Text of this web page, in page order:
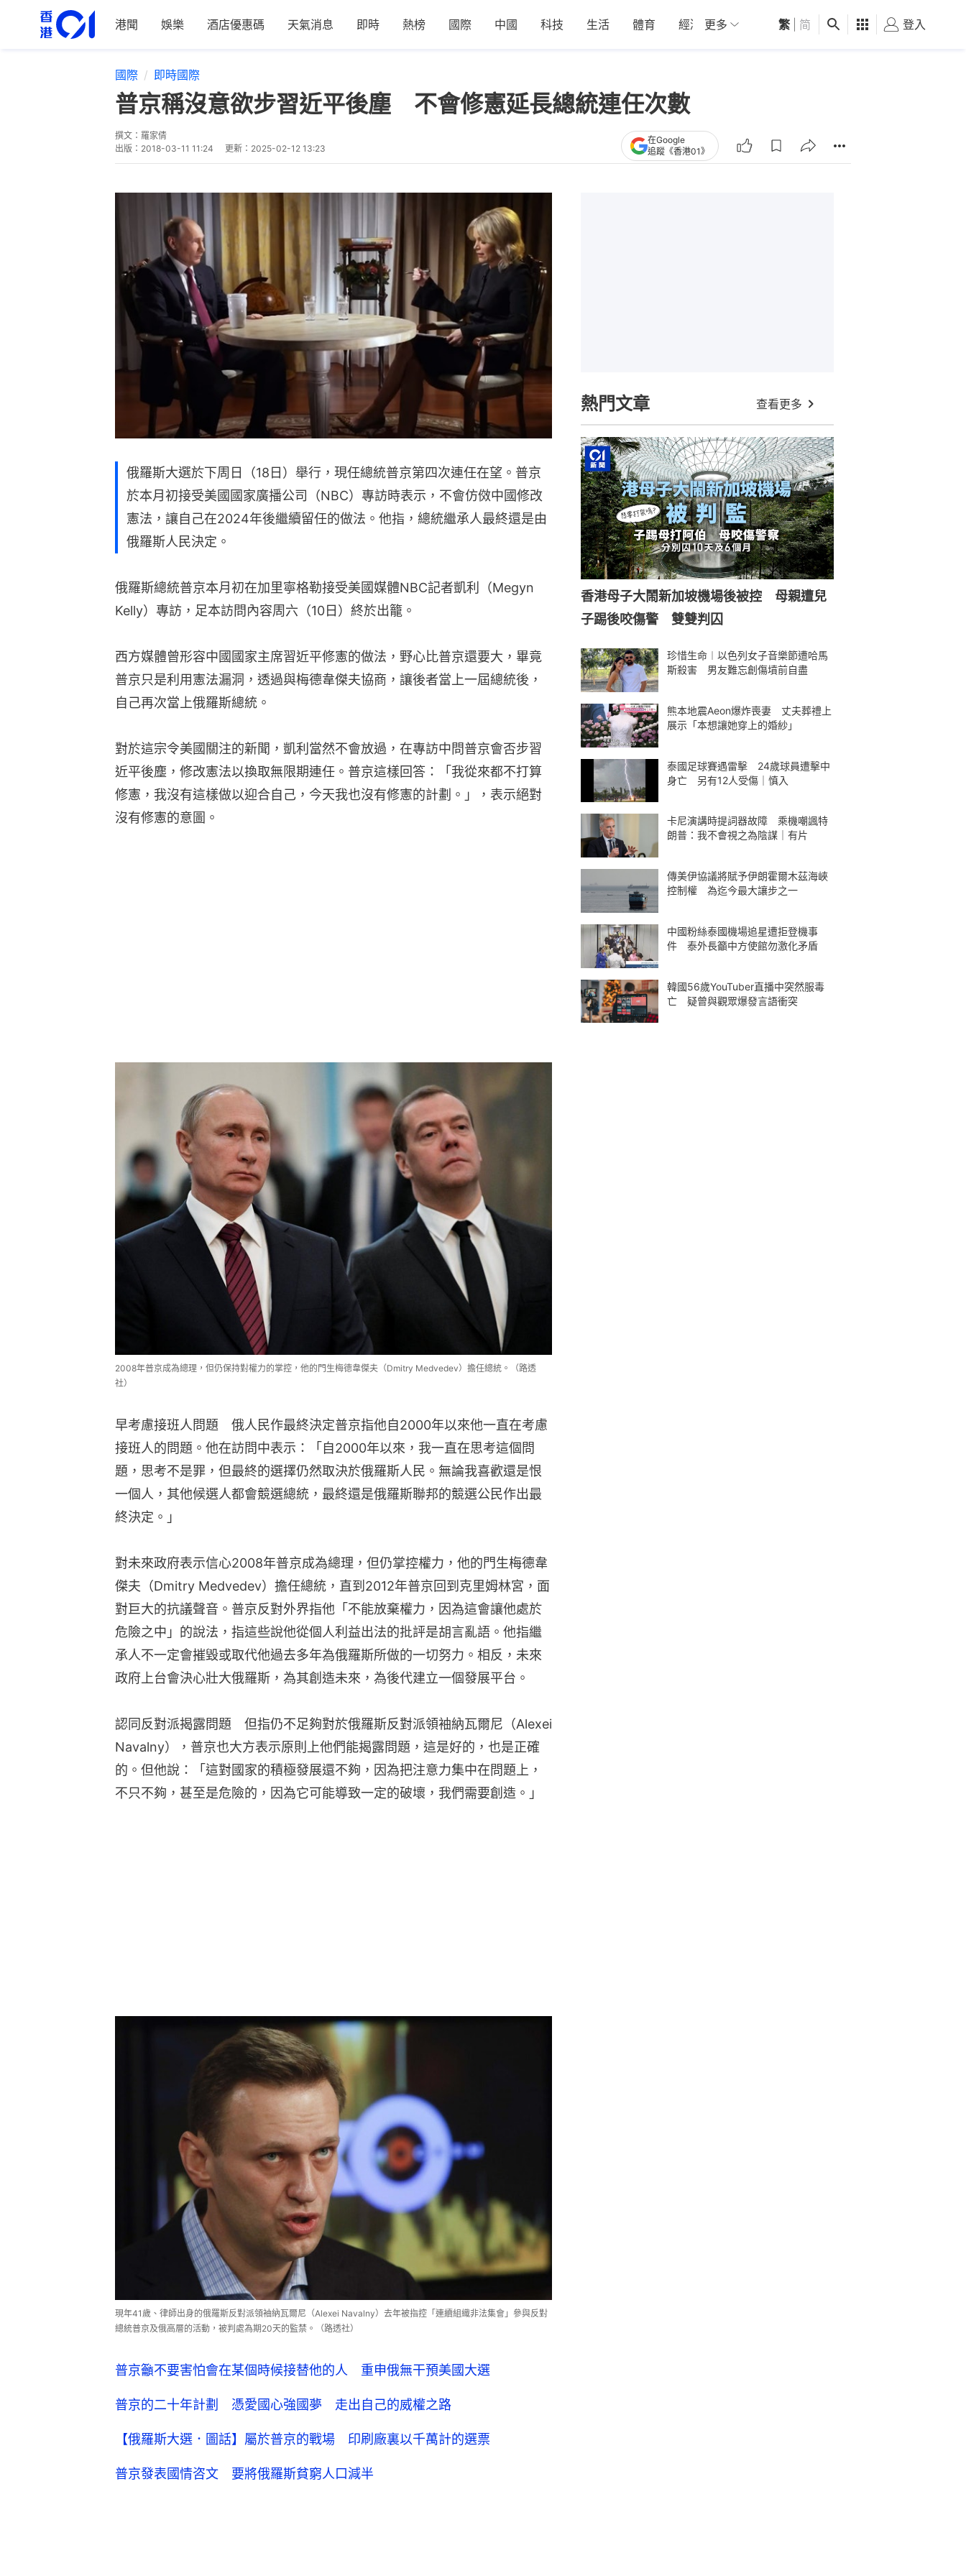
港聞 娛樂 酒店優惠碼 天氣消息 即時 熱榜 國際 中國 科技 生活 體育 經濟 01深圳 觀點 健康 好食玩飛
更多 繁 简 登入
國際 即時國際
普京稱沒意欲步習近平後塵 不會修憲延長總統連任次數
撰文： 羅家倩
出版： 2018-03-11 11:24 更新： 2025-02-12 13:23
在Google
追蹤《香港01》
俄羅斯大選於下周日（18日）舉行，現任總統普京第四次連任在望。普京
於本月初接受美國國家廣播公司（NBC）專訪時表示，不會仿傚中國修改
憲法，讓自己在2024年後繼續留任的做法。他指，總統繼承人最終還是由
俄羅斯人民決定。
俄羅斯總統普京本月初在加里寧格勒接受美國媒體NBC記者凱利（Megyn
Kelly）專訪，足本訪問內容周六（10日）終於出籠。
西方媒體曾形容中國國家主席習近平修憲的做法，野心比普京還要大，畢竟
普京只是利用憲法漏洞，透過與梅德韋傑夫協商，讓後者當上一屆總統後，
自己再次當上俄羅斯總統。
對於這宗令美國關注的新聞，凱利當然不會放過，在專訪中問普京會否步習
近平後塵，修改憲法以換取無限期連任。普京這樣回答：「我從來都不打算
修憲，我沒有這樣做以迎合自己，今天我也沒有修憲的計劃。」，表示絕對
沒有修憲的意圖。
2008年普京成為總理，但仍保持對權力的掌控，他的門生梅德韋傑夫（Dmitry Medvedev）擔任總統。（路透
社）
早考慮接班人問題　俄人民作最終決定普京指他自2000年以來他一直在考慮
接班人的問題。他在訪問中表示：「自2000年以來，我一直在思考這個問
題，思考不是罪，但最終的選擇仍然取決於俄羅斯人民。無論我喜歡還是恨
一個人，其他候選人都會競選總統，最終還是俄羅斯聯邦的競選公民作出最
終決定。」
對未來政府表示信心2008年普京成為總理，但仍掌控權力，他的門生梅德韋
傑夫（Dmitry Medvedev）擔任總統，直到2012年普京回到克里姆林宮，面
對巨大的抗議聲音。普京反對外界指他「不能放棄權力，因為這會讓他處於
危險之中」的說法，指這些說他從個人利益出法的批評是胡言亂語。他指繼
承人不一定會摧毀或取代他過去多年為俄羅斯所做的一切努力。相反，未來
政府上台會決心壯大俄羅斯，為其創造未來，為後代建立一個發展平台。
認同反對派揭露問題　但指仍不足夠對於俄羅斯反對派領袖納瓦爾尼（Alexei
Navalny），普京也大方表示原則上他們能揭露問題，這是好的，也是正確
的。但他說：「這對國家的積極發展還不夠，因為把注意力集中在問題上，
不只不夠，甚至是危險的，因為它可能導致一定的破壞，我們需要創造。」
現年41歲、律師出身的俄羅斯反對派領袖納瓦爾尼（Alexei Navalny）去年被指控「連續組織非法集會」參與反對
總統普京及俄高層的活動，被判處為期20天的監禁。（路透社）
普京籲不要害怕會在某個時候接替他的人 重申俄無干預美國大選
普京的二十年計劃 憑愛國心強國夢 走出自己的威權之路
【俄羅斯大選．圖話】屬於普京的戰場 印刷廠裏以千萬計的選票
普京發表國情咨文 要將俄羅斯貧窮人口減半
熱門文章 查看更多
香港母子大鬧新加坡機場後被控 母親遭兒
子踢後咬傷警 雙雙判囚
珍惜生命︱以色列女子音樂節遭哈馬
斯殺害 男友難忘創傷墳前自盡
熊本地震Aeon爆炸喪妻 丈夫葬禮上
展示「本想讓她穿上的婚紗」
泰國足球賽遇雷擊 24歲球員遭擊中
身亡 另有12人受傷｜慎入
卡尼演講時提詞器故障 乘機嘲諷特
朗普：我不會視之為陰謀｜有片
傳美伊協議將賦予伊朗霍爾木茲海峽
控制權 為迄今最大讓步之一
中國粉絲泰國機場追星遭拒登機事
件 泰外長籲中方使館勿激化矛盾
韓國56歲YouTuber直播中突然服毒
亡 疑曾與觀眾爆發言語衝突